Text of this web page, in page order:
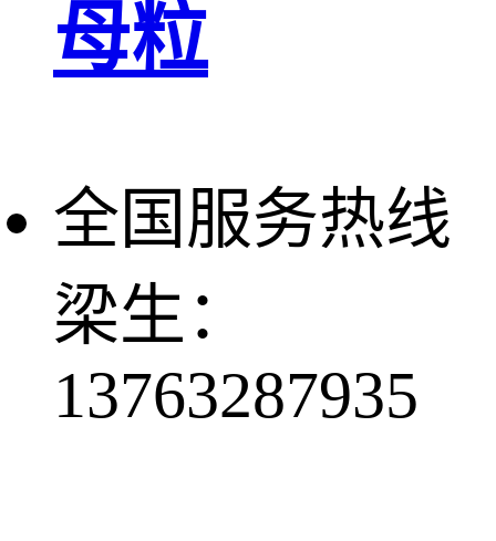
母粒
全国服务热线
梁生：
13763287935